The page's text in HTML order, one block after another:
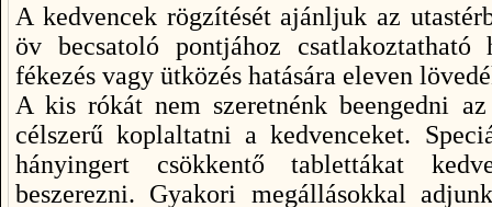
A kedvencek rögzítését ajánljuk az
öv becsatoló pontjához
fékezés vagy ütközés hatására eleven
A kis rókát nem szeretnénk beengedni
célszerű koplaltatni a kedvenceket.
hányingert csökkentő tablettákat
beszerezni. Gyakori megállásokkal